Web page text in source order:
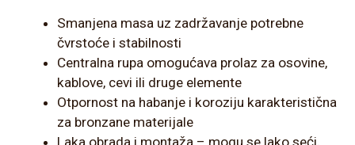
Smanjena masa uz zadržavanje potrebne
čvrstoće i stabilnosti
Centralna rupa omogućava prolaz za osovine,
kablove, cevi ili druge elemente
Otpornost na habanje i koroziju karakteristična
za bronzane materijale
Laka obrada i montaža – mogu se lako seći,